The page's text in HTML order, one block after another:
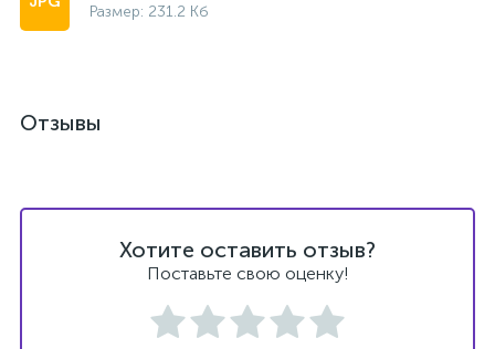
Размер: 231.2 Кб
Отзывы
Хотите оставить отзыв?
Поставьте свою оценку!